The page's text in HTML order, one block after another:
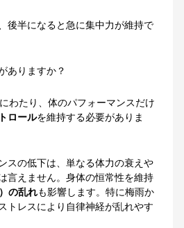
後半になると急に集中力が維持で
ありますか？
わたり、体のパフォーマンスだけ
ロールを維持する必要がありま
スの低下は、単なる体力の衰えや
言えません。 身体の恒常性を維持
の乱れも影響します。 特に梅雨か
トレスにより自律神経が乱れやす